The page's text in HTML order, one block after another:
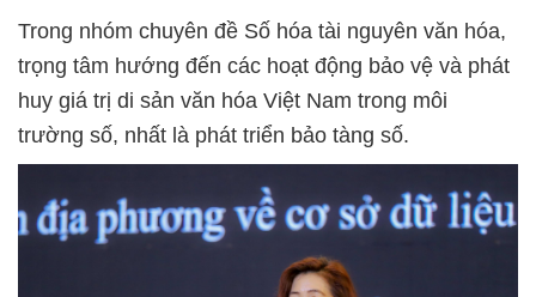
Trong nhóm chuyên đề Số hóa tài nguyên văn hóa,
trọng tâm hướng đến các hoạt động bảo vệ và phát
huy giá trị di sản văn hóa Việt Nam trong môi
trường số, nhất là phát triển bảo tàng số.